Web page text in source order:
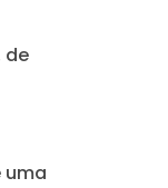
de
uma